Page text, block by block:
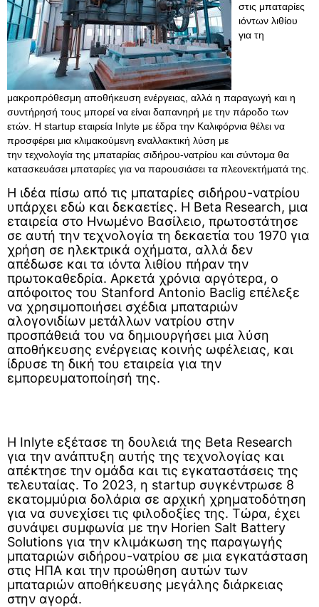
στις μπαταρίες
ιόντων λιθίου
για τη
μακροπρόθεσμη αποθήκευση ενέργειας, αλλά η παραγωγή και η
συντήρησή τους μπορεί να είναι δαπανηρή με την πάροδο των
ετών. Η startup εταιρεία Inlyte με έδρα την Καλιφόρνια θέλει να
προσφέρει μια κλιμακούμενη εναλλακτική λύση με
την τεχνολογία της μπαταρίας σιδήρου-νατρίου και σύντομα θα
κατασκευάσει μπαταρίες για να παρουσιάσει τα πλεονεκτήματά της.
Η ιδέα πίσω από τις μπαταρίες σιδήρου-νατρίου
υπάρχει εδώ και δεκαετίες. Η Beta Research, μια
εταιρεία στο Ηνωμένο Βασίλειο, πρωτοστάτησε
σε αυτή την τεχνολογία τη δεκαετία του 1970 για
χρήση σε ηλεκτρικά οχήματα, αλλά δεν
απέδωσε και τα ιόντα λιθίου πήραν την
πρωτοκαθεδρία. Αρκετά χρόνια αργότερα, ο
απόφοιτος του Stanford Antonio Baclig επέλεξε
να χρησιμοποιήσει σχέδια μπαταριών
αλογονιδίων μετάλλων νατρίου στην
προσπάθειά του να δημιουργήσει μια λύση
αποθήκευσης ενέργειας κοινής ωφέλειας, και
ίδρυσε τη δική του εταιρεία για την
εμπορευματοποίησή της.
Η Inlyte εξέτασε τη δουλειά της Beta Research
για την ανάπτυξη αυτής της τεχνολογίας και
απέκτησε την ομάδα και τις εγκαταστάσεις της
τελευταίας. Το 2023, η startup συγκέντρωσε 8
εκατομμύρια δολάρια σε αρχική χρηματοδότηση
για να συνεχίσει τις φιλοδοξίες της. Τώρα, έχει
συνάψει συμφωνία με την Horien Salt Battery
Solutions για την κλιμάκωση της παραγωγής
μπαταριών σιδήρου-νατρίου σε μια εγκατάσταση
στις ΗΠΑ και την προώθηση αυτών των
μπαταριών αποθήκευσης μεγάλης διάρκειας
στην αγορά.